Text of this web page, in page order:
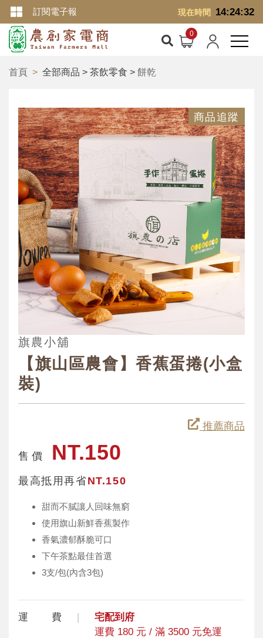
現在時間 14:24:32
訂閱電子報
首頁 全部商品 > 茶飲零食 > 餅乾
商品追蹤
旗農小舖
【旗山區農會】香蕉蛋捲(小盒
裝)
推薦商品
售 價 NT.150
最高抵用再省NT.150
甜而不膩讓人回味無窮
使用旗山新鮮香蕉製作
香氣濃郁酥脆可口
下午茶點最佳首選
3支/包(內含3包)
運 費
宅配到府
運費 180 元 / 滿 3500 元免運